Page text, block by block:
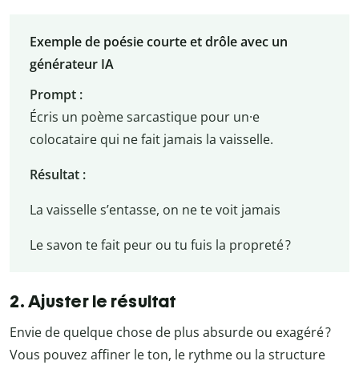
Exemple de poésie courte et drôle avec un
générateur IA
Prompt :
Écris un poème sarcastique pour un·e
colocataire qui ne fait jamais la vaisselle.
Résultat :
La vaisselle s’entasse, on ne te voit jamais
Le savon te fait peur ou tu fuis la propreté ?
2. Ajuster le résultat
Envie de quelque chose de plus absurde ou exagéré ?
Vous pouvez affiner le ton, le rythme ou la structure